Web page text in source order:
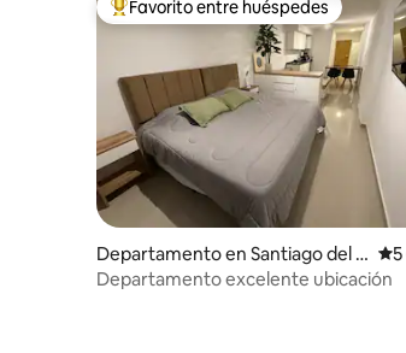
Favorito entre los huéspedes más
Favorito entre huéspedes
Departamento en Santiago del E
stero
Departamento excelente ubicación